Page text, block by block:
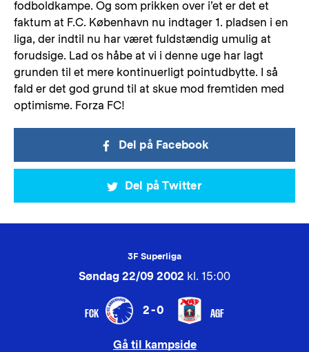
fodboldkampe. Og som prikken over i’et er det et
faktum at F.C. København nu indtager 1. pladsen i en
liga, der indtil nu har været fuldstændig umulig at
forudsige. Lad os håbe at vi i denne uge har lagt
grunden til et mere kontinuerligt pointudbytte. I så
fald er det god grund til at skue mod fremtiden med
optimisme. Forza FC!
Del på Facebook
Del på Twitter
3F Superliga
Søndag 22/09 2002 kl. 15:00
FCK 2-0 AGF
Gå til kampside